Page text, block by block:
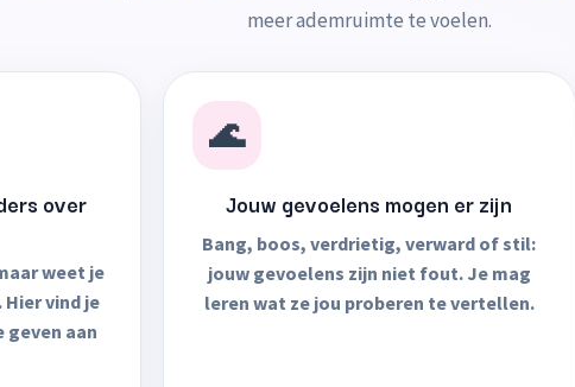
meer ademruimte te voelen.
over
weet je
vind je
aan
🌊
Jouw gevoelens mogen er zijn
Bang, boos, verdrietig, verward of stil:
jouw gevoelens zijn niet fout. Je mag
leren wat ze jou proberen te vertellen.